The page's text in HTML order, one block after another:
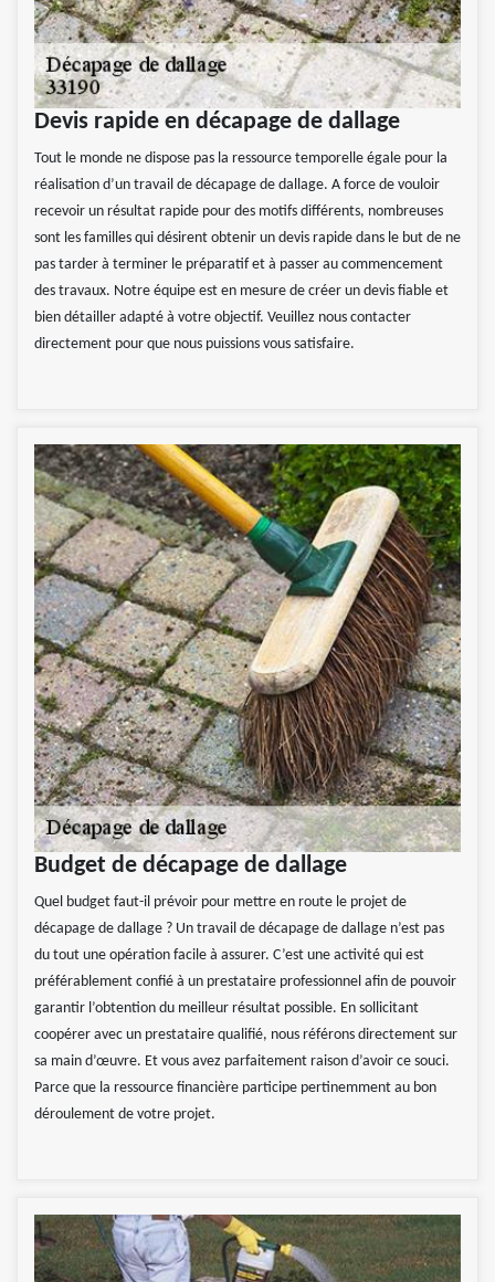
Devis rapide en décapage de dallage
Tout le monde ne dispose pas la ressource temporelle égale pour la
réalisation d’un travail de décapage de dallage. A force de vouloir
recevoir un résultat rapide pour des motifs différents, nombreuses
sont les familles qui désirent obtenir un devis rapide dans le but de ne
pas tarder à terminer le préparatif et à passer au commencement
des travaux. Notre équipe est en mesure de créer un devis fiable et
bien détailler adapté à votre objectif. Veuillez nous contacter
directement pour que nous puissions vous satisfaire.
Budget de décapage de dallage
Quel budget faut-il prévoir pour mettre en route le projet de
décapage de dallage ? Un travail de décapage de dallage n’est pas
du tout une opération facile à assurer. C’est une activité qui est
préférablement confié à un prestataire professionnel afin de pouvoir
garantir l’obtention du meilleur résultat possible. En sollicitant
coopérer avec un prestataire qualifié, nous référons directement sur
sa main d’œuvre. Et vous avez parfaitement raison d’avoir ce souci.
Parce que la ressource financière participe pertinemment au bon
déroulement de votre projet.